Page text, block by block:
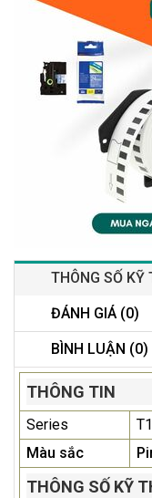
THÔNG SỐ KỸ
ĐÁNH GIÁ (0)
BÌNH LUẬN (0)
THÔNG TIN
Series
Màu sắc
THÔNG SỐ KỸ